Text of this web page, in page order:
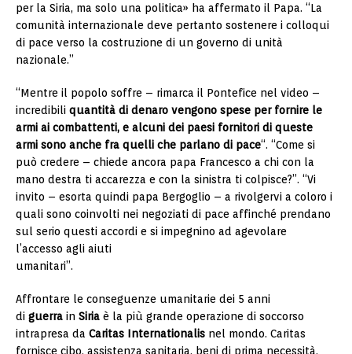
per la Siria, ma solo una politica» ha affermato il Papa. “La
comunità internazionale deve pertanto sostenere i colloqui
di pace verso la costruzione di un governo di unità
nazionale.”
“Mentre il popolo soffre – rimarca il Pontefice nel video –
incredibili quantità di denaro vengono spese per fornire le
armi ai combattenti, e alcuni dei paesi fornitori di queste
armi sono anche fra quelli che parlano di pace“. “Come si
può credere – chiede ancora papa Francesco a chi con la
mano destra ti accarezza e con la sinistra ti colpisce?”. “Vi
invito – esorta quindi papa Bergoglio – a rivolgervi a coloro i
quali sono coinvolti nei negoziati di pace affinché prendano
sul serio questi accordi e si impegnino ad agevolare
l’accesso agli aiuti
umanitari”.
Affrontare le conseguenze umanitarie dei 5 anni
di guerra in Siria è la più grande operazione di soccorso
intrapresa da Caritas Internationalis nel mondo. Caritas
fornisce cibo, assistenza sanitaria, beni di prima necessità,